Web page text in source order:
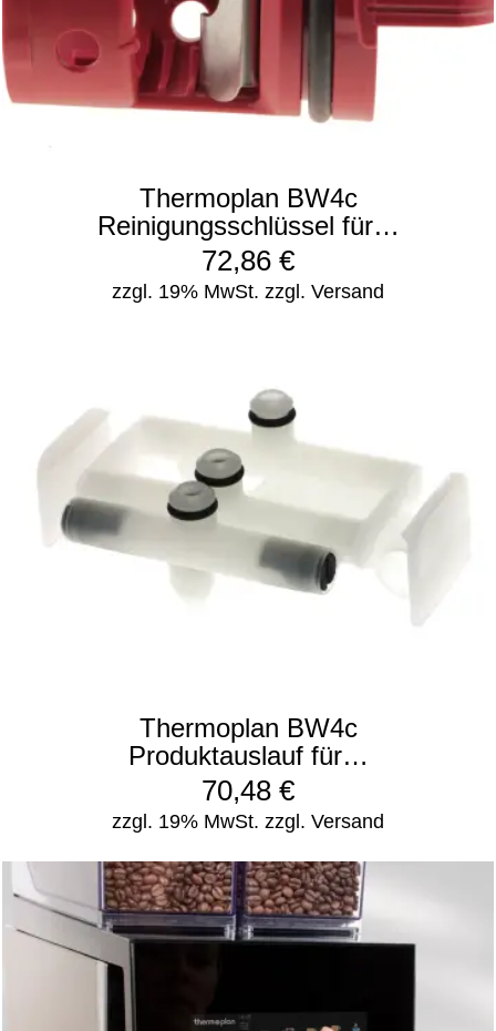
Thermoplan BW4c
Reinigungsschlüssel für…
zzgl. 19% MwSt. zzgl. Versand
72,86 €
Thermoplan BW4c
Produktauslauf für…
zzgl. 19% MwSt. zzgl. Versand
70,48 €